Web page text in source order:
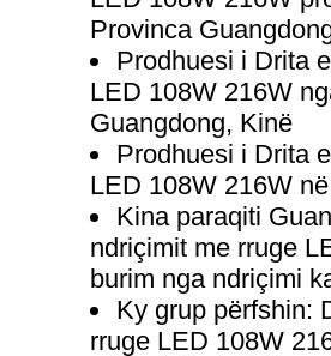
Provinca
Prodhuesi i Drita
LED 108W 216W
Guangdong, Kinë
Prodhuesi i Drita
LED 108W 216W
Kina paraqiti
ndriçimit me rruge
burim nga ndriçimi
Ky grup përfshin:
rruge LED 108W